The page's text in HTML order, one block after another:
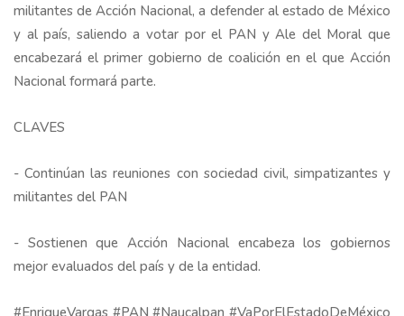
militantes de Acción Nacional, a defender al estado de México
y al país, saliendo a votar por el PAN y Ale del Moral que
encabezará el primer gobierno de coalición en el que Acción
Nacional formará parte.
CLAVES
- Continúan las reuniones con sociedad civil, simpatizantes y
militantes del PAN
- Sostienen que Acción Nacional encabeza los gobiernos
mejor evaluados del país y de la entidad.